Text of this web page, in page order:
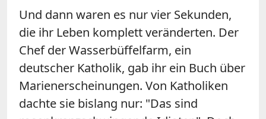
Und dann waren es nur vier Sekunden,
die ihr Leben komplett veränderten. Der
Chef der Wasserbüffelfarm, ein
deutscher Katholik, gab ihr ein Buch über
Marienerscheinungen. Von Katholiken
dachte sie bislang nur: "Das sind